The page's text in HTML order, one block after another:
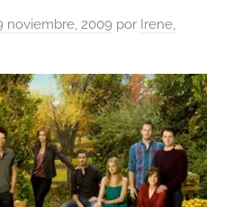
noviembre, 2009 por Irene,